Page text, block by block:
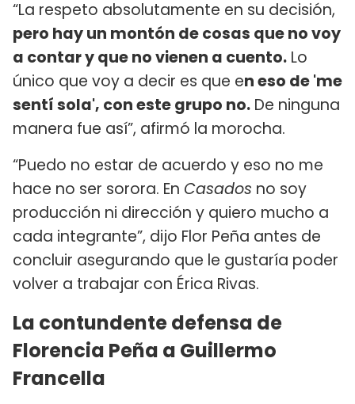
“La respeto absolutamente en su decisión,
pero hay un montón de cosas que no voy
a contar y que no vienen a cuento. Lo
único que voy a decir es que en eso de 'me
sentí sola', con este grupo no. De ninguna
manera fue así”, afirmó la morocha.
“Puedo no estar de acuerdo y eso no me
hace no ser sorora. En Casados no soy
producción ni dirección y quiero mucho a
cada integrante”, dijo Flor Peña antes de
concluir asegurando que le gustaría poder
volver a trabajar con Érica Rivas.
La contundente defensa de
Florencia Peña a Guillermo
Francella